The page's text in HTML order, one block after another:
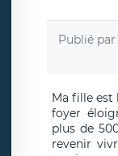
Publié par
Ma fille est
foyer
plus de
revenir